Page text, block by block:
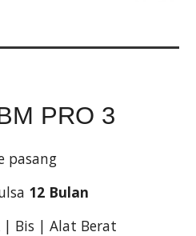
PRO 3
pasang
12 Bulan
Bis | Alat Berat